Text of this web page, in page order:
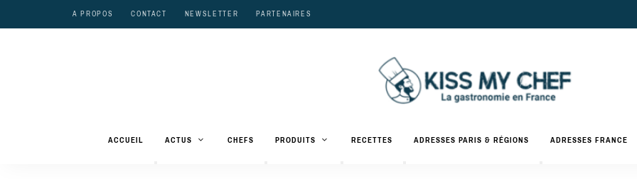
A PROPOS CONTACT NEWSLETTER PARTENAIRES
Kiss
gastronomiques
et
ACCUEIL ACTUS CHEFS PRODUITS RECETTES ADRESSES PARIS & RÉGIONS ADRESSES FRANCE